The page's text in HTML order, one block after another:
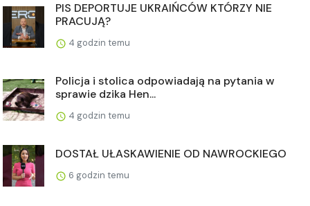
PIS DEPORTUJE UKRAIŃCÓW KTÓRZY NIE
PRACUJĄ?
4 godzin temu
Policja i stolica odpowiadają na pytania w
sprawie dzika Hen...
4 godzin temu
DOSTAŁ UŁASKAWIENIE OD NAWROCKIEGO
6 godzin temu